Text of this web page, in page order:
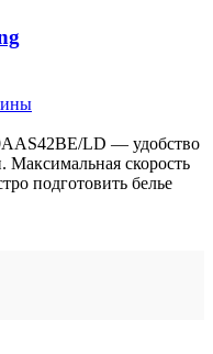
LD — удобство
Максимальная скорость
подготовить белье